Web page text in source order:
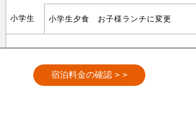
小学生 小学生夕食 お子様ランチに変更
宿泊料金の確認 > >